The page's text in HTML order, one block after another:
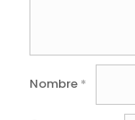
Nombre *